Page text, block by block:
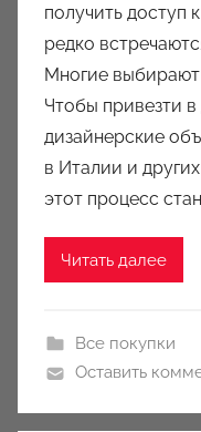
получить доступ
редко
Многие выбирают
Чтобы привезти
дизайнерские
в Италии и
этот процесс
Читать далее
Все покупки
Оставить